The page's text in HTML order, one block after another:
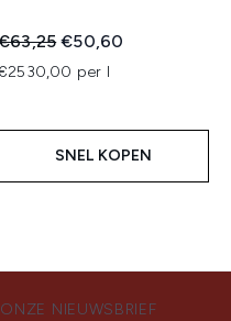
Retail Price:
Huidige prijs:
€50,60
per l
SNEL KOPEN
NIEUWSBRIEF